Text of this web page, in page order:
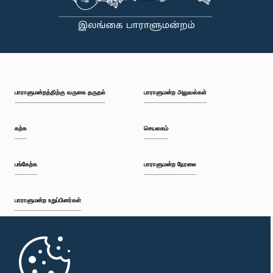
பாராளுமன்றத்திற்கு வருகை தருதல்
கற்க
பங்கேற்க
பாராளுமன்ற உறுப்பினர்கள்
முதற்பக்கம்
பாராளுமன்ற அலுவல்கள்
செயலகம்
பாராளுமன்ற நேரலை